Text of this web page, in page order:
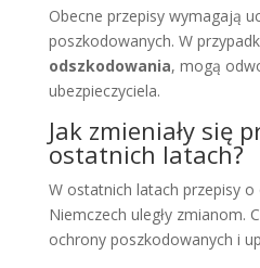
Obecne przepisy wymagają
poszkodowanych. W
odszkodowania, mogą
ubezpieczyciela.
Jak zmieniały się
ostatnich latach?
W ostatnich latach przepisy
Niemczech uległy zmianom.
ochrony poszkodowanych i